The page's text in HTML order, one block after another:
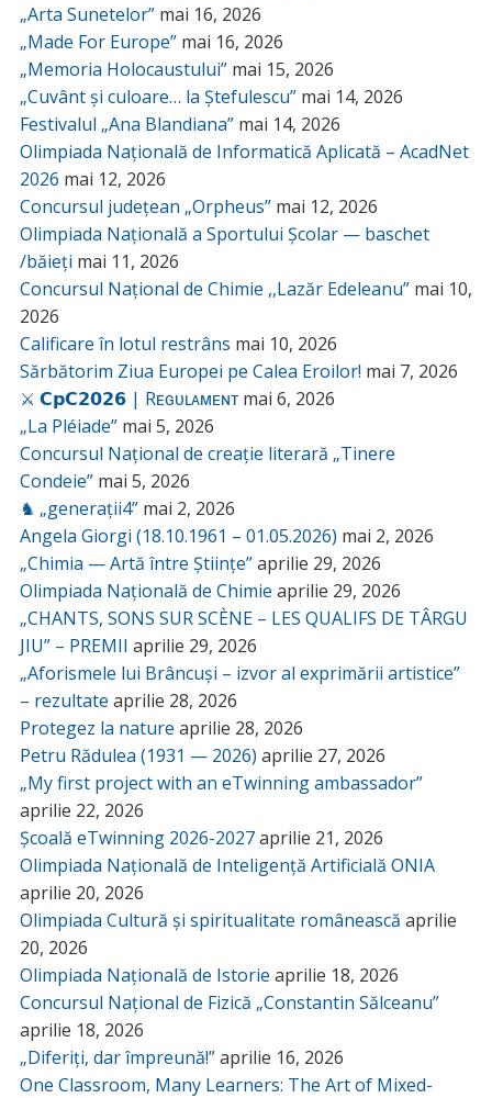
„Arta Sunetelor” mai 16, 2026
„Made For Europe” mai 16, 2026
„Memoria Holocaustului” mai 15, 2026
„Cuvânt și culoare… la Ștefulescu” mai 14, 2026
Festivalul „Ana Blandiana” mai 14, 2026
Olimpiada Națională de Informatică Aplicată – AcadNet
2026 mai 12, 2026
Concursul județean „Orpheus” mai 12, 2026
Olimpiada Națională a Sportului Școlar — baschet
/băieți mai 11, 2026
Concursul Național de Chimie ,,Lazăr Edeleanu” mai 10,
2026
Calificare în lotul restrâns mai 10, 2026
Sărbătorim Ziua Europei pe Calea Eroilor! mai 7, 2026
⚔️ 𝗖𝗽𝗖𝟮𝟬𝟮𝟲 | Rᴇɢᴜʟᴀᴍᴇɴᴛ mai 6, 2026
„La Pléiade” mai 5, 2026
Concursul Național de creație literară „Tinere
Condeie” mai 5, 2026
♞ „generații4” mai 2, 2026
Angela Giorgi (18.10.1961 – 01.05.2026) mai 2, 2026
„Chimia — Artă între Științe”aprilie 29, 2026
Olimpiada Națională de Chimie aprilie 29, 2026
„CHANTS, SONS SUR SCÈNE – LES QUALIFS DE TÂRGU
JIU” – PREMII aprilie 29, 2026
„Aforismele lui Brâncuși – izvor al exprimării artistice”
– rezultate aprilie 28, 2026
Protegez la nature aprilie 28, 2026
Petru Rădulea (1931 — 2026) aprilie 27, 2026
„My first project with an eTwinning ambassador”
aprilie 22, 2026
Școală eTwinning 2026-2027aprilie 21, 2026
Olimpiada Națională de Inteligență Artificială ONIA
aprilie 20, 2026
Olimpiada Cultură și spiritualitate românească aprilie
20, 2026
Olimpiada Națională de Istorie aprilie 18, 2026
Concursul Național de Fizică „Constantin Sălceanu”
aprilie 18, 2026
„Diferiți, dar împreună!”aprilie 16, 2026
One Classroom, Many Learners: The Art of Mixed-